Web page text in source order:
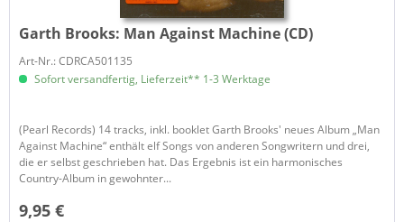
Garth Brooks: Man Against Machine (CD)
Art-Nr.: CDRCA501135
Sofort versandfertig, Lieferzeit** 1-3 Werktage
(Pearl Records) 14 tracks, inkl. booklet Garth Brooks' neues Album „Man
Against Machine“ enthält elf Songs von anderen Songwritern und drei,
die er selbst geschrieben hat. Das Ergebnis ist ein harmonisches
Country-Album in gewohnter...
9,95 €